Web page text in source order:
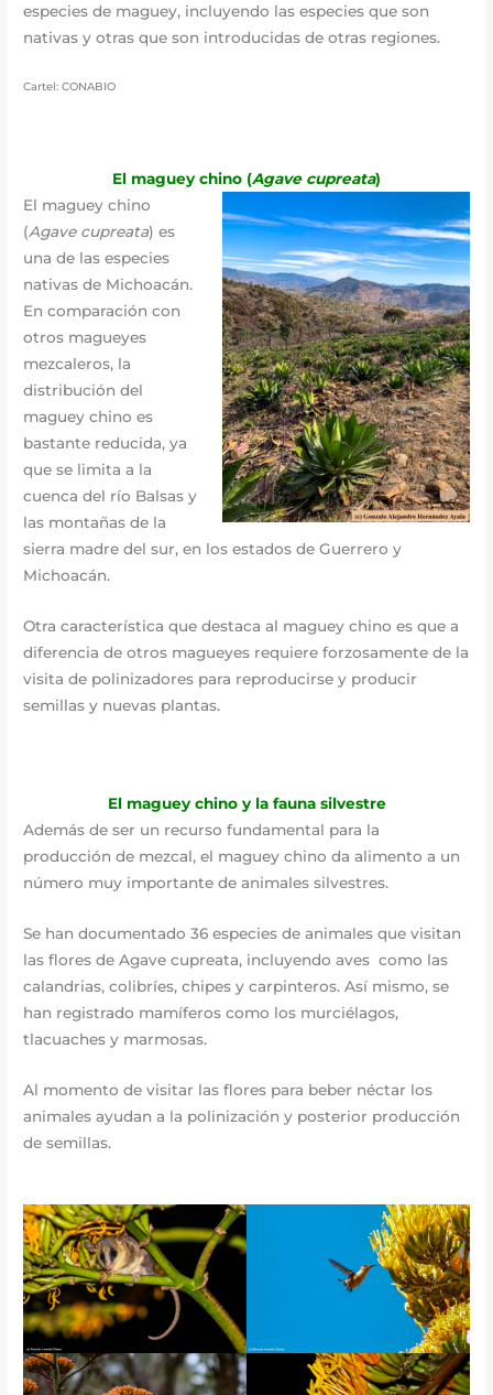
especies de maguey, incluyendo las especies que son
nativas y otras que son introducidas de otras regiones.
Cartel: CONABIO
El maguey chino (Agave cupreata)
El maguey chino
(Agave cupreata) es
una de las especies
nativas de Michoacán.
En comparación con
otros magueyes
mezcaleros, la
distribución del
maguey chino es
bastante reducida, ya
que se limita a la
cuenca del río Balsas y
las montañas de la
sierra madre del sur, en los estados de Guerrero y
Michoacán.
Otra característica que destaca al maguey chino es que a
diferencia de otros magueyes requiere forzosamente de la
visita de polinizadores para reproducirse y producir
semillas y nuevas plantas.
El maguey chino y la fauna silvestre
Además de ser un recurso fundamental para la
producción de mezcal, el maguey chino da alimento a un
número muy importante de animales silvestres.
Se han documentado 36 especies de animales que visitan
las flores de Agave cupreata, incluyendo aves como las
calandrias, colibríes, chipes y carpinteros. Así mismo, se
han registrado mamíferos como los murciélagos,
tlacuaches y marmosas.
Al momento de visitar las flores para beber néctar los
animales ayudan a la polinización y posterior producción
de semillas.